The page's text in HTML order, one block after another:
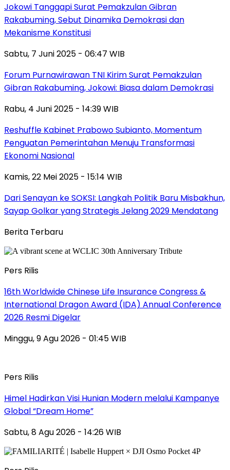
Jokowi Tanggapi Surat Pemakzulan Gibran
Rakabuming, Sebut Dinamika Demokrasi dan
Mekanisme Konstitusi
Sabtu, 7 Juni 2025 - 06:47 WIB
Forum Purnawirawan TNI Kirim Surat Pemakzulan
Gibran Rakabuming, Jokowi: Biasa dalam Demokrasi
Rabu, 4 Juni 2025 - 14:39 WIB
Reshuffle Kabinet Prabowo Subianto, Momentum
Penguatan Pemerintahan Menuju Transformasi
Ekonomi Nasional
Kamis, 22 Mei 2025 - 15:14 WIB
Dari Senayan ke SOKSI: Langkah Politik Baru Misbakhun,
Sayap Golkar yang Strategis Jelang 2029 Mendatang
Berita Terbaru
Pers Rilis
16th Worldwide Chinese Life Insurance Congress &
International Dragon Award (IDA) Annual Conference
2026 Resmi Digelar
Minggu, 9 Agu 2026 - 01:45 WIB
Pers Rilis
Himel Hadirkan Visi Hunian Modern melalui Kampanye
Global “Dream Home”
Sabtu, 8 Agu 2026 - 14:26 WIB